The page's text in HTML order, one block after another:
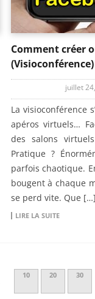
Comment créer
(Visioconférence)
juillet
La visioconférence
apéros virtuels…
des salons
Pratique ?
parfois chaotique.
bougent à chaque
se perd vite. Que […]
LIRE LA SUITE
10 20 30